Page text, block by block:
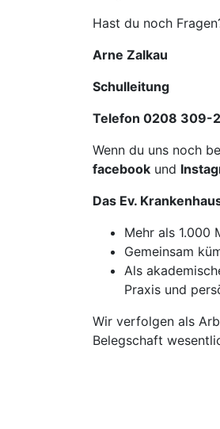
Hast du noch
Arne Zalkau
Schulleitung
Telefon 0208 309-
Wenn du uns noch
facebook und
Das Ev.
Mehr als 1.000
Gemeinsam
Als
Praxis und
Wir verfolgen als
Belegschaft